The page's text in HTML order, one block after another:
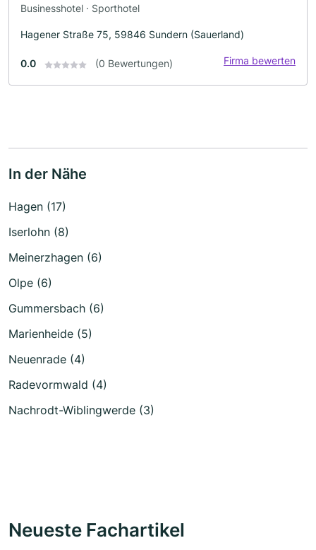
Businesshotel · Sporthotel
Hagener Straße 75, 59846 Sundern (Sauerland)
0.0 (0 Bewertungen) Firma bewerten
In der Nähe
Hagen (17)
Iserlohn (8)
Meinerzhagen (6)
Olpe (6)
Gummersbach (6)
Marienheide (5)
Neuenrade (4)
Radevormwald (4)
Nachrodt-Wiblingwerde (3)
Neueste Fachartikel